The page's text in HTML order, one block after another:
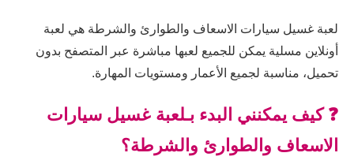
لعبة غسيل سيارات الاسعاف والطوارئ والشرطة هي لعبة
أونلاين مسلية يمكن للجميع لعبها مباشرة عبر المتصفح بدون
تحميل، مناسبة لجميع الأعمار ومستويات المهارة.
❓ كيف يمكنني البدء بـلعبة غسيل سيارات
الاسعاف والطوارئ والشرطة؟